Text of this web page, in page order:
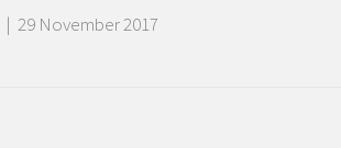
| 29 November 2017